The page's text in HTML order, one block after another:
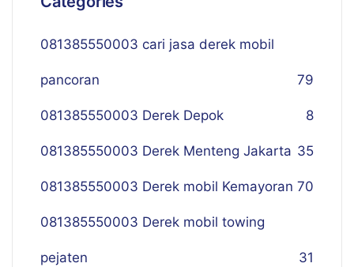
081385550003 cari jasa derek mobil
pancoran 79
081385550003 Derek Depok 8
081385550003 Derek Menteng Jakarta 35
081385550003 Derek mobil Kemayoran 70
081385550003 Derek mobil towing
pejaten 31